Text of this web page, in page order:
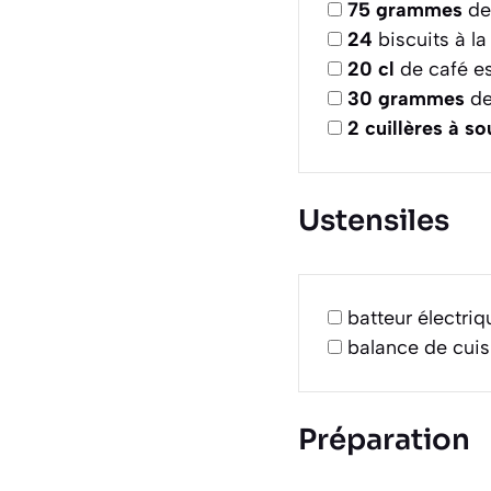
75 grammes
24 biscuits à
20 cl de café
30 grammes
2 cuillères à
Ustensiles
batteur
balance de
Préparation